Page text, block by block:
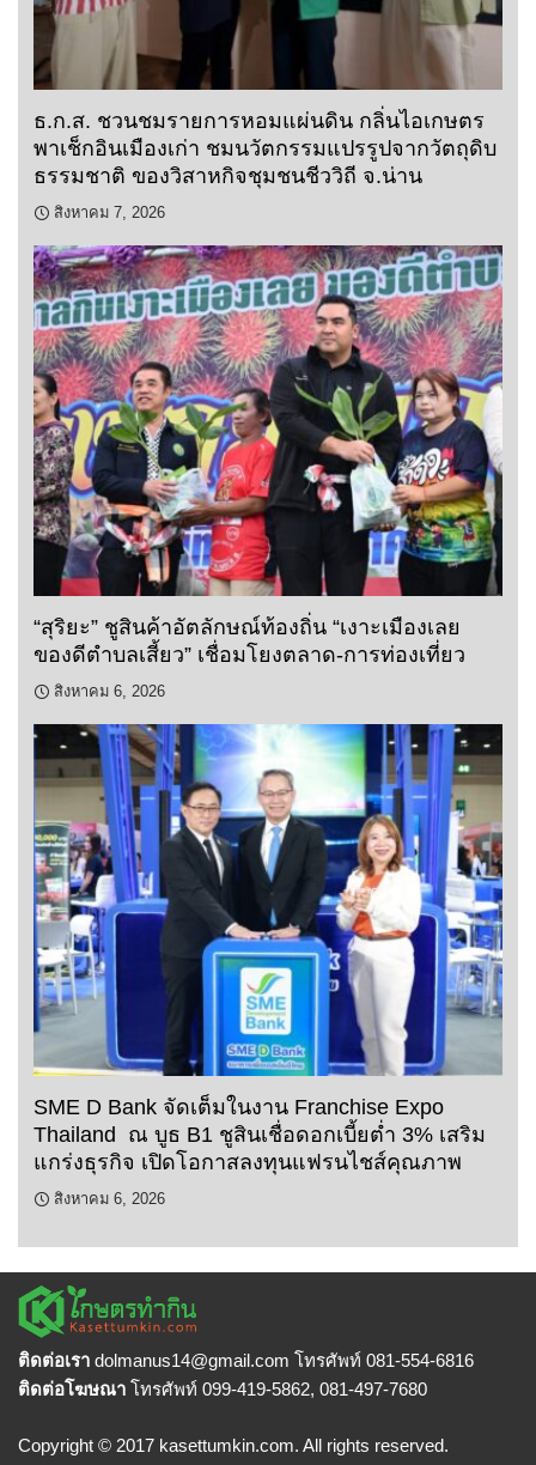
ธ.ก.ส. ชวนชมรายการหอมแผ่นดิน กลิ่นไอเกษตร
พาเช็กอินเมืองเก่า ชมนวัตกรรมแปรรูปจากวัตถุดิบ
ธรรมชาติ ของวิสาหกิจชุมชนชีววิถี จ.น่าน
สิงหาคม 7, 2026
“สุริยะ” ชูสินค้าอัตลักษณ์ท้องถิ่น “เงาะเมืองเลย
ของดีตำบลเสี้ยว” เชื่อมโยงตลาด-การท่องเที่ยว
สิงหาคม 6, 2026
SME D Bank จัดเต็มในงาน Franchise Expo
Thailand ณ บูธ B1 ชูสินเชื่อดอกเบี้ยต่ำ 3% เสริม
แกร่งธุรกิจ เปิดโอกาสลงทุนแฟรนไชส์คุณภาพ
สิงหาคม 6, 2026
ติดต่อเรา dolmanus14@gmail.com โทรศัพท์ 081-554-6816
ติดต่อโฆษณา โทรศัพท์ 099-419-5862, 081-497-7680
Copyright © 2017 kasettumkin.com. All rights reserved.